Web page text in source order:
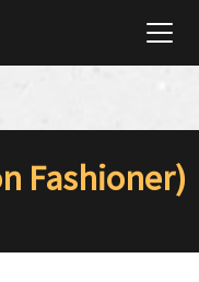
Fashioner)